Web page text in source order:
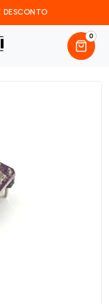
DESCONTO
0